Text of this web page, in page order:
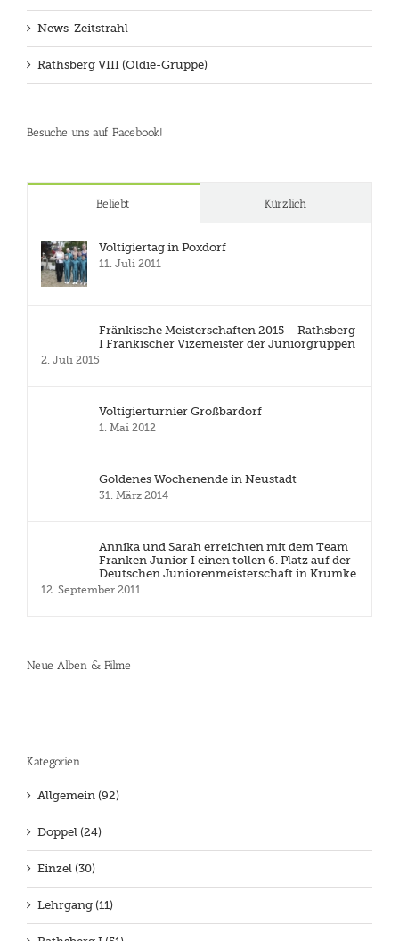
News-Zeitstrahl
Rathsberg VIII (Oldie-Gruppe)
Besuche uns auf Facebook!
Beliebt Kürzlich
Voltigiertag in Poxdorf
11. Juli 2011
Fränkische Meisterschaften 2015 – Rathsberg
I Fränkischer Vizemeister der Juniorgruppen
2. Juli 2015
Voltigierturnier Großbardorf
1. Mai 2012
Goldenes Wochenende in Neustadt
31. März 2014
Annika und Sarah erreichten mit dem Team
Franken Junior I einen tollen 6. Platz auf der
Deutschen Juniorenmeisterschaft in Krumke
12. September 2011
Neue Alben & Filme
Kategorien
Allgemein (92)
Doppel (24)
Einzel (30)
Lehrgang (11)